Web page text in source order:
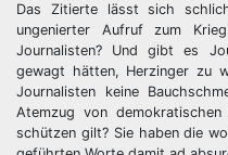
Das Zitierte lässt sich
ungenierter Aufruf zum
Journalisten? Und gibt es
gewagt hätten, Herzinger zu
Journalisten keine
Atemzug von
schützen gilt? Sie haben die